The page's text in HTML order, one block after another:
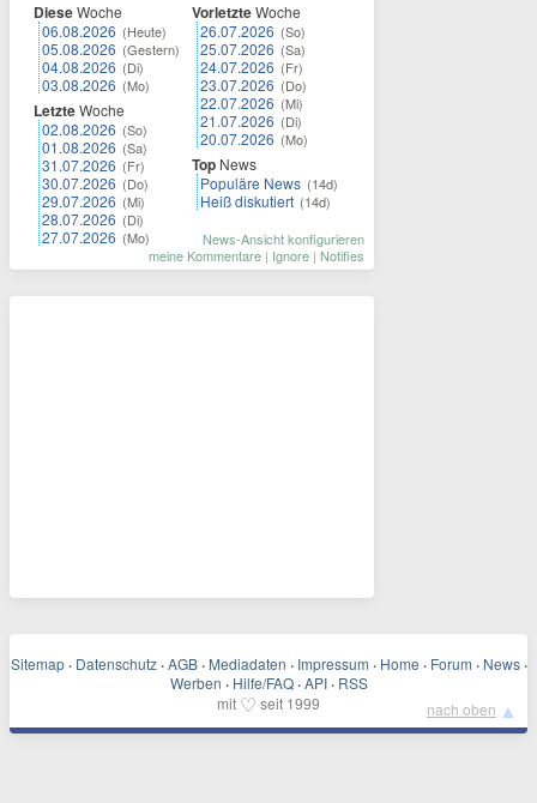
DieseWoche
06.08.2026 (Heute)
05.08.2026 (Gestern)
04.08.2026 (Di)
03.08.2026 (Mo)
LetzteWoche
02.08.2026 (So)
01.08.2026 (Sa)
31.07.2026 (Fr)
30.07.2026 (Do)
29.07.2026 (Mi)
28.07.2026 (Di)
27.07.2026 (Mo)
VorletzteWoche
26.07.2026 (So)
25.07.2026 (Sa)
24.07.2026 (Fr)
23.07.2026 (Do)
22.07.2026 (Mi)
21.07.2026 (Di)
20.07.2026 (Mo)
Top News
Populäre News (14d)
Heiß diskutiert (14d)
News-Ansicht konfigurieren
meine Kommentare | Ignore | Notifies
Sitemap · Datenschutz · AGB · Mediadaten · Impressum · Home · Forum · News ·
Werben · Hilfe/FAQ · API · RSS
mit ♡ seit 1999 nach oben ▲